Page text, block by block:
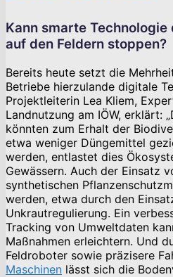
Kann smarte
auf den Feldern stoppen?
Bereits heute setzt die
Betriebe hierzulande digitale
Projektleiterin Lea Kliem,
Landnutzung am IÖW, erklärt:
könnten zum Erhalt der
etwa weniger Düngemittel
werden, entlastet dies
Gewässern. Auch der Einsatz
synthetischen
werden, etwa durch den
Unkrautregulierung. Ein
Tracking von Umweltdaten
Maßnahmen erleichtern. Und
Feldroboter sowie präzisere
Maschinen lässt sich die